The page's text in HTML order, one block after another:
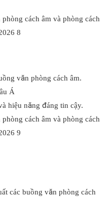
văn phòng cách âm.
Á
hiệu năng đáng tin cậy.
các buồng văn phòng cách